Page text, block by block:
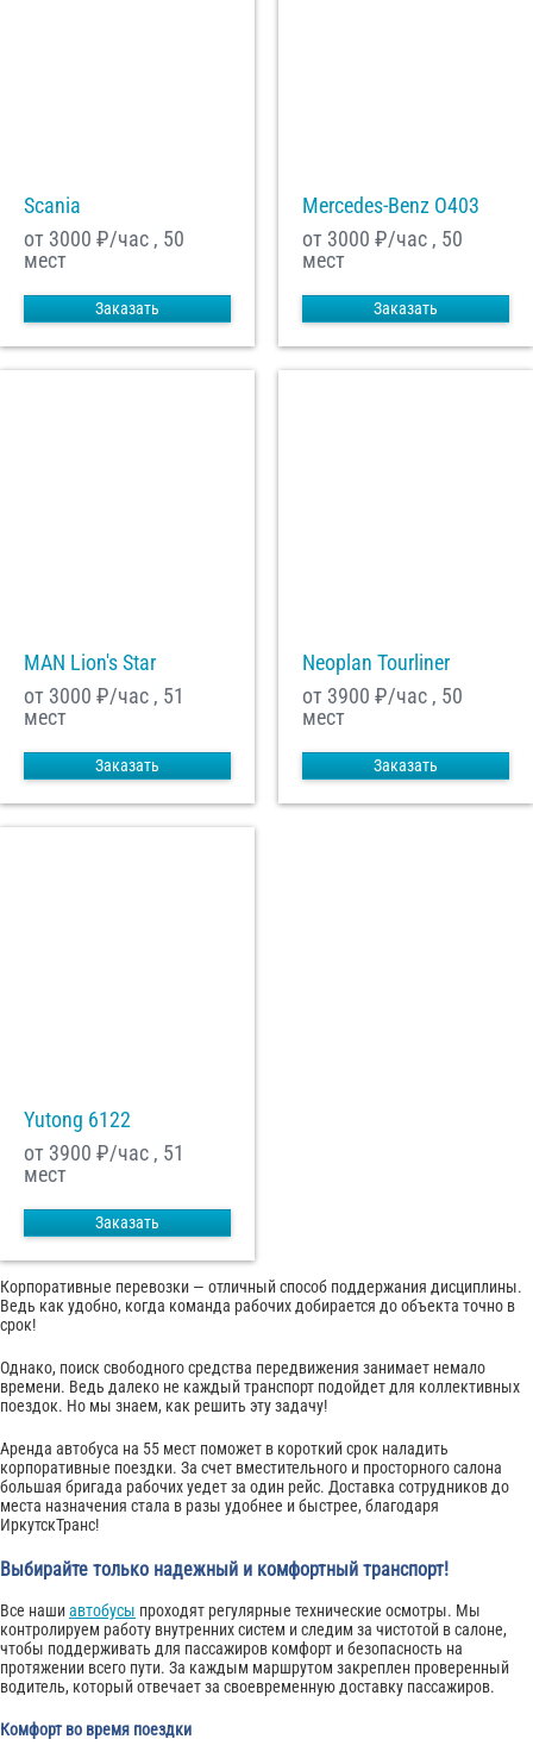
Scania
от 3000 ₽/час , 50
мест
Заказать
Mercedes-Benz О403
от 3000 ₽/час , 50
мест
Заказать
MAN Lion's Star
от 3000 ₽/час , 51
мест
Заказать
Neoplan Tourliner
от 3900 ₽/час , 50
мест
Заказать
Yutong 6122
от 3900 ₽/час , 51
мест
Заказать
Корпоративные перевозки — отличный способ поддержания дисциплины.
Ведь как удобно, когда команда рабочих добирается до объекта точно в
срок!
Однако, поиск свободного средства передвижения занимает немало
времени. Ведь далеко не каждый транспорт подойдет для коллективных
поездок. Но мы знаем, как решить эту задачу!
Аренда автобуса на 55 мест поможет в короткий срок наладить
корпоративные поездки. За счет вместительного и просторного салона
большая бригада рабочих уедет за один рейс. Доставка сотрудников до
места назначения стала в разы удобнее и быстрее, благодаря
ИркутскТранс!
Выбирайте только надежный и комфортный транспорт!
Все наши автобусы проходят регулярные технические осмотры. Мы
контролируем работу внутренних систем и следим за чистотой в салоне,
чтобы поддерживать для пассажиров комфорт и безопасность на
протяжении всего пути. За каждым маршрутом закреплен проверенный
водитель, который отвечает за своевременную доставку пассажиров.
Комфорт во время поездки